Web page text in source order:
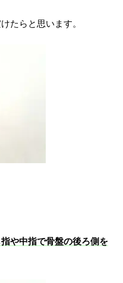
たらと思います。
や中指で骨盤の後ろ側を